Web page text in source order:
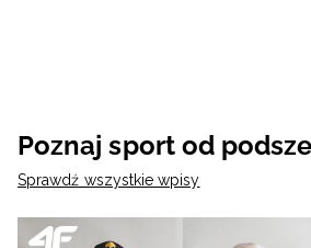
Poznaj sport od
Sprawdź wszystkie wpisy